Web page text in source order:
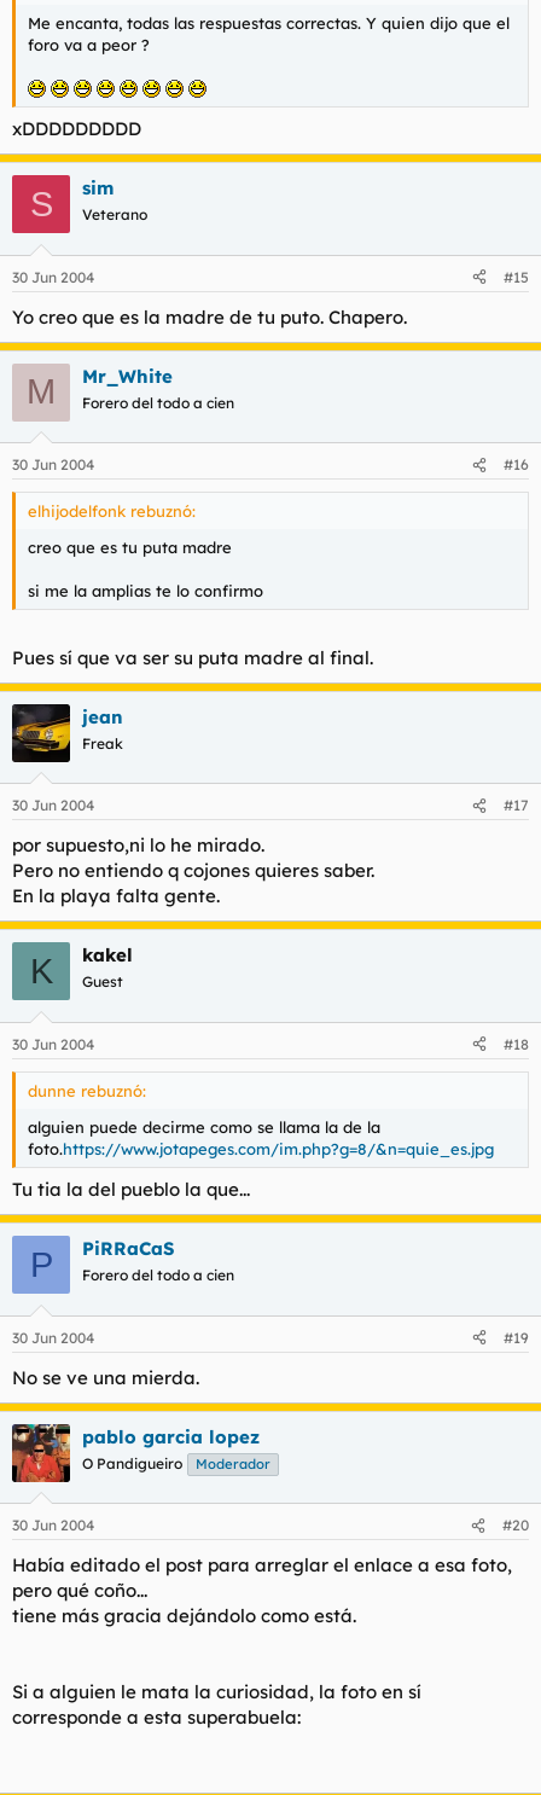
Me encanta, todas las respuestas correctas. Y quien dijo que el
foro va a peor ?
xDDDDDDDDD
S sim
Veterano
30 Jun 2004 #15
Yo creo que es la madre de tu puto. Chapero.
M Mr_White
Forero del todo a cien
30 Jun 2004 #16
elhijodelfonk rebuznó:
creo que es tu puta madre
si me la amplias te lo confirmo
Pues sí que va ser su puta madre al final.
jean
Freak
30 Jun 2004 #17
por supuesto,ni lo he mirado.
Pero no entiendo q cojones quieres saber.
En la playa falta gente.
K kakel
Guest
30 Jun 2004 #18
dunne rebuznó:
alguien puede decirme como se llama la de la
foto.https://www.jotapeges.com/im.php?g=8/&n=quie_es.jpg
Tu tia la del pueblo la que...
P PiRRaCaS
Forero del todo a cien
30 Jun 2004 #19
No se ve una mierda.
pablo garcia lopez
O Pandigueiro Moderador
30 Jun 2004 #20
Había editado el post para arreglar el enlace a esa foto,
pero qué coño...
tiene más gracia dejándolo como está.
Si a alguien le mata la curiosidad, la foto en sí
corresponde a esta superabuela: